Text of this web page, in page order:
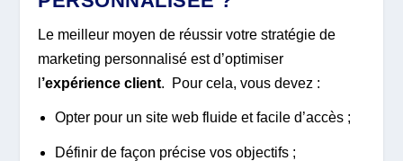
Le meilleur moyen de réussir votre stratégie de
marketing personnalisé est d’optimiser
’expérience client. Pour cela, vous devez :
Opter pour un site web fluide et facile d’accès ;
Définir de façon précise vos objectifs ;